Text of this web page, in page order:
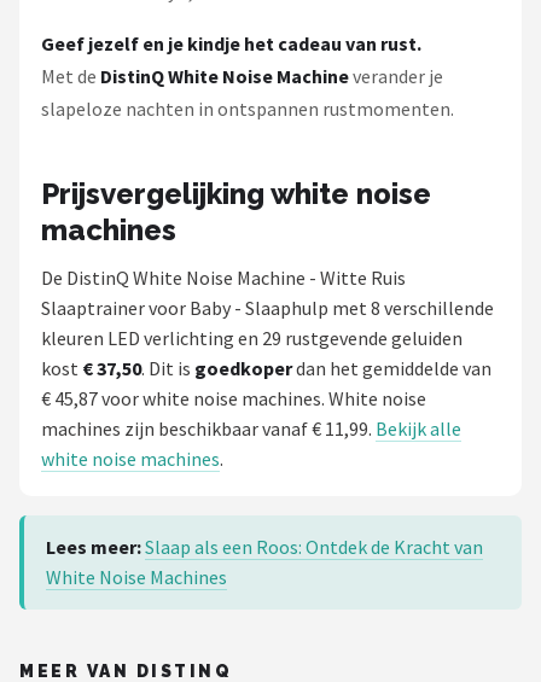
Geef jezelf en je kindje het cadeau van rust.
Met de DistinQ White Noise Machineverander je
slapeloze nachten in ontspannen rustmomenten.
Prijsvergelijking white noise
machines
De DistinQ White Noise Machine - Witte Ruis
Slaaptrainer voor Baby - Slaaphulp met 8 verschillende
kleuren LED verlichting en 29 rustgevende geluiden
kost € 37,50. Dit is goedkoperdan het gemiddelde van
€ 45,87 voor white noise machines. White noise
machines zijn beschikbaar vanaf € 11,99. Bekijk alle
white noise machines.
Lees meer:Slaap als een Roos: Ontdek de Kracht van
White Noise Machines
MEER VAN DISTINQ